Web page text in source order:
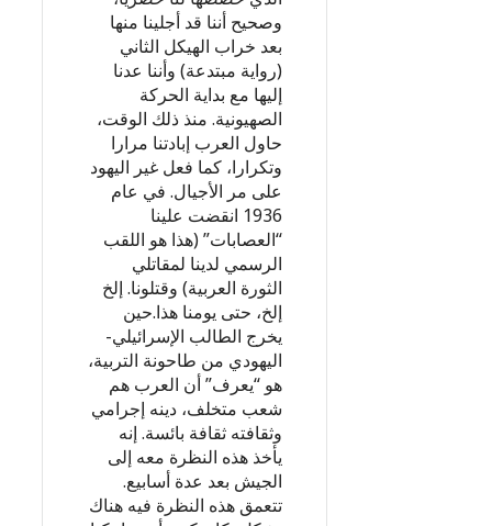
وصحيح أننا قد أجلينا منها
بعد خراب الهيكل الثاني
(رواية مبتدعة) وأننا عدنا
إليها مع بداية الحركة
الصهيونية. منذ ذلك الوقت،
حاول العرب إبادتنا مرارا
وتكرارا، كما فعل غير اليهود
على مر الأجيال. في عام
1936 انقضت علينا
“العصابات” (هذا هو اللقب
الرسمي لدينا لمقاتلي
الثورة العربية) وقتلونا. إلخ
إلخ، حتى يومنا هذا.حين
يخرج الطالب الإسرائيلي-
اليهودي من طاحونة التربية،
هو “يعرف” أن العرب هم
شعب متخلف، دينه إجرامي
وثقافته ثقافة بائسة. إنه
يأخذ هذه النظرة معه إلى
الجيش بعد عدة أسابيع.
تتعمق هذه النظرة فيه هناك